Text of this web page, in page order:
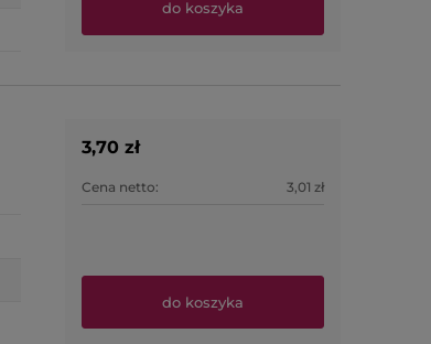
do koszyka
3,70 zł
Cena netto: 3,01 zł
do koszyka